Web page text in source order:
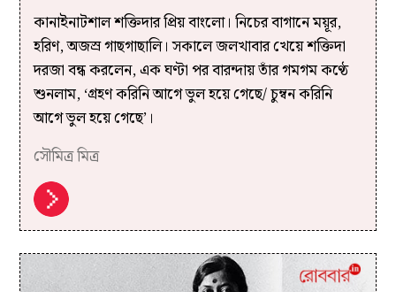
কানাইনাটশাল শক্তিদার প্রিয় বাংলো। নিচের বাগানে ময়ূর,
হরিণ, অজস্র গাছগাছালি। সকালে জলখাবার খেয়ে শক্তিদা
দরজা বন্ধ করলেন, এক ঘণ্টা পর বারন্দায় তাঁর গমগম কণ্ঠে
শুনলাম, ‘গ্রহণ করিনি আগে ভুল হয়ে গেছে/ চুম্বন করিনি
আগে ভুল হয়ে গেছে’।
সৌমিত্র মিত্র